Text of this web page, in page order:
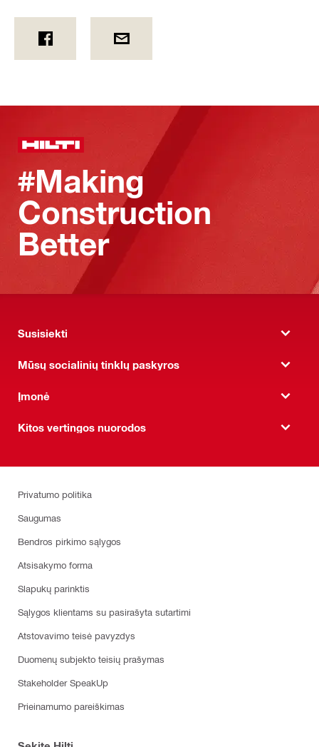
#Making
Construction
Better
Susisiekti
Mūsų socialinių tinklų paskyros
Įmonė
Kitos vertingos nuorodos
Privatumo politika
Saugumas
Bendros pirkimo sąlygos
Atsisakymo forma
Slapukų parinktis
Sąlygos klientams su pasirašyta sutartimi
Atstovavimo teisė pavyzdys
Duomenų subjekto teisių prašymas
Stakeholder SpeakUp
Prieinamumo pareiškimas